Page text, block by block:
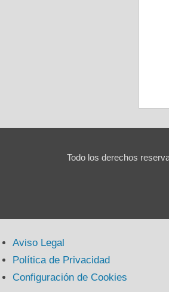
Todo los derechos
Aviso Legal
Política de Privacidad
Configuración de Cookies